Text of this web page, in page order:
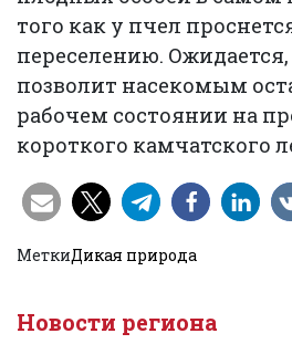
того как у пчел
переселению. Ожидается,
позволит насекомым
рабочем состоянии на
короткого камчатского
МеткиДикая природа
Новости региона